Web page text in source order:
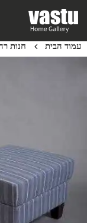
content
עמוד הבית חנות